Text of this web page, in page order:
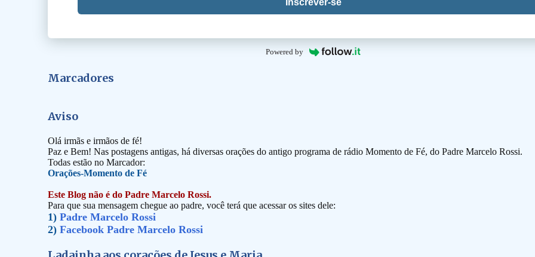
Inscrever-se
Powered by
Marcadores
Aviso
Olá irmãs e irmãos de fé!
Paz e Bem! Nas postagens antigas, há diversas orações do antigo programa de rádio Momento de Fé, do Padre Marcelo Rossi.
Todas estão no Marcador:
Orações-Momento de Fé
Este Blog não é do Padre Marcelo Rossi.
Para que sua mensagem chegue ao padre, você terá que acessar os sites dele:
1) Padre Marcelo Rossi
2) Facebook Padre Marcelo Rossi